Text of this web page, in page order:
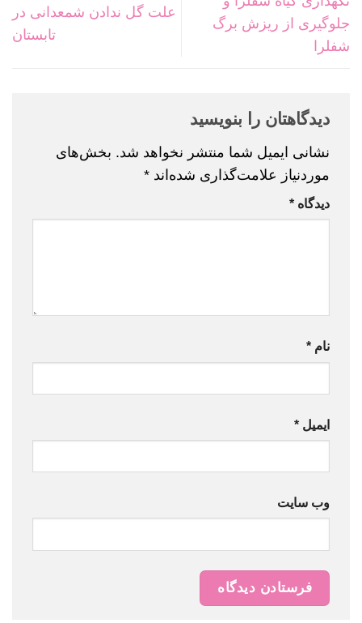
جلوگیری از ریزش برگ
شفلرا
علت گل ندادن شمعدانی در
تابستان
دیدگاهتان را بنویسید
نشانی ایمیل شما منتشر نخواهد شد. بخش‌های
موردنیاز علامت‌گذاری شده‌اند *
دیدگاه *
نام *
ایمیل *
وب‌ سایت